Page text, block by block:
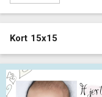
Kort 15x15